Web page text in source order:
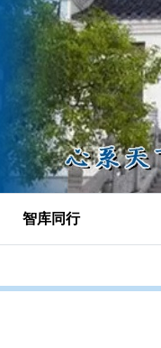
智库同行